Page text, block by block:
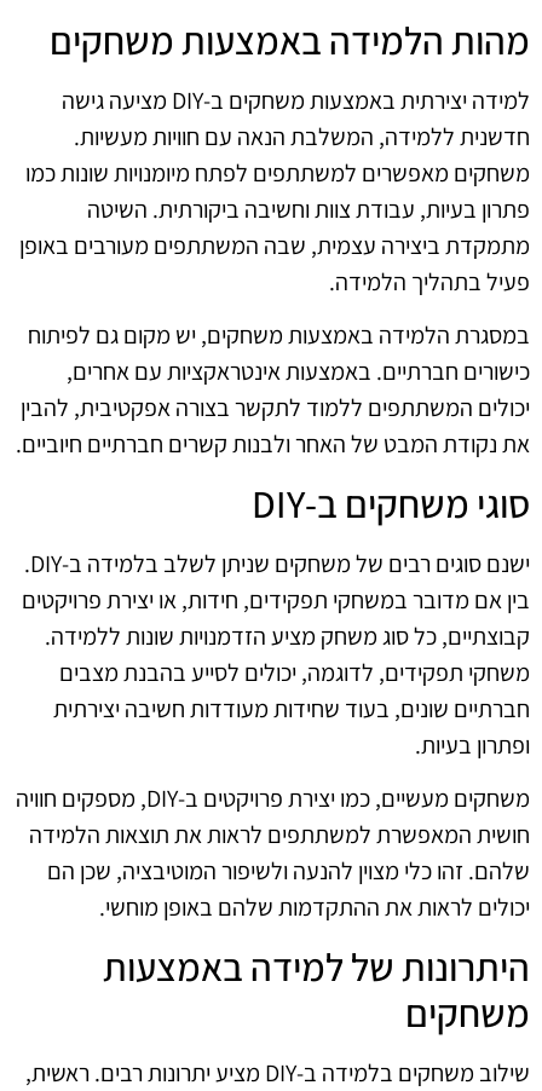
מהות הלמידה באמצעות משחקים
למידה יצירתית באמצעות משחקים ב‑DIY מציעה גישה
חדשנית ללמידה, המשלבת הנאה עם חוויות מעשיות.
משחקים מאפשרים למשתתפים לפתח מיומנויות שונות כמו
פתרון בעיות, עבודת צוות וחשיבה ביקורתית. השיטה
מתמקדת ביצירה עצמית, שבה המשתתפים מעורבים באופן
פעיל בתהליך הלמידה.
במסגרת הלמידה באמצעות משחקים, יש מקום גם לפיתוח
כישורים חברתיים. באמצעות אינטראקציות עם אחרים,
יכולים המשתתפים ללמוד לתקשר בצורה אפקטיבית, להבין
את נקודת המבט של האחר ולבנות קשרים חברתיים חיוביים.
סוגי משחקים ב‑DIY
ישנם סוגים רבים של משחקים שניתן לשלב בלמידה ב‑DIY.
בין אם מדובר במשחקי תפקידים, חידות, או יצירת פרויקטים
קבוצתיים, כל סוג משחק מציע הזדמנויות שונות ללמידה.
משחקי תפקידים, לדוגמה, יכולים לסייע בהבנת מצבים
חברתיים שונים, בעוד שחידות מעודדות חשיבה יצירתית
ופתרון בעיות.
משחקים מעשיים, כמו יצירת פרויקטים ב‑DIY, מספקים חוויה
חושית המאפשרת למשתתפים לראות את תוצאות הלמידה
שלהם. זהו כלי מצוין להנעה ולשיפור המוטיבציה, שכן הם
יכולים לראות את ההתקדמות שלהם באופן מוחשי.
היתרונות של למידה באמצעות
משחקים
שילוב משחקים בלמידה ב‑DIY מציע יתרונות רבים. ראשית,